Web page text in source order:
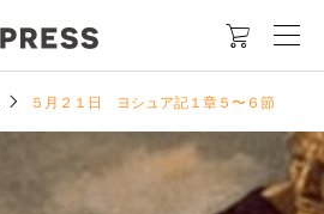

５月２１日 ヨシュア記１章５〜６節